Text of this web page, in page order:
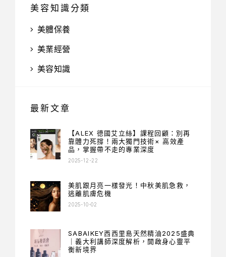
美容知識分類
美體保養
美業經營
美容知識
最新文章
【ALEX 德國艾立絲】課程回顧：別再
靠體力死撐！兩大獨門技術× 高效產
品，掌握帶不走的專業深度
2025-12-22
美肌跟月亮一樣發光！中秋美肌急救，
逃離肌膚危機
2025-10-02
SABAIKEY西西里島天然精油2025盛典
｜義大利講師深度解析，開啟身心靈平
衡新境界